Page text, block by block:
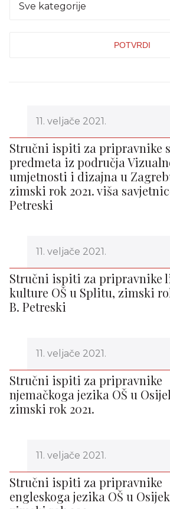
Sve kategorije
11. veljače 2021.
Stručni ispiti za pripravnike
predmeta iz područja
umjetnosti i dizajna u
zimski rok 2021. viša
Petreski
11. veljače 2021.
Stručni ispiti za pripravnike
kulture OŠ u Splitu, zimski
B. Petreski
11. veljače 2021.
Stručni ispiti za pripravnike
njemačkoga jezika OŠ u
zimski rok 2021.
11. veljače 2021.
Stručni ispiti za pripravnike
engleskoga jezika OŠ u